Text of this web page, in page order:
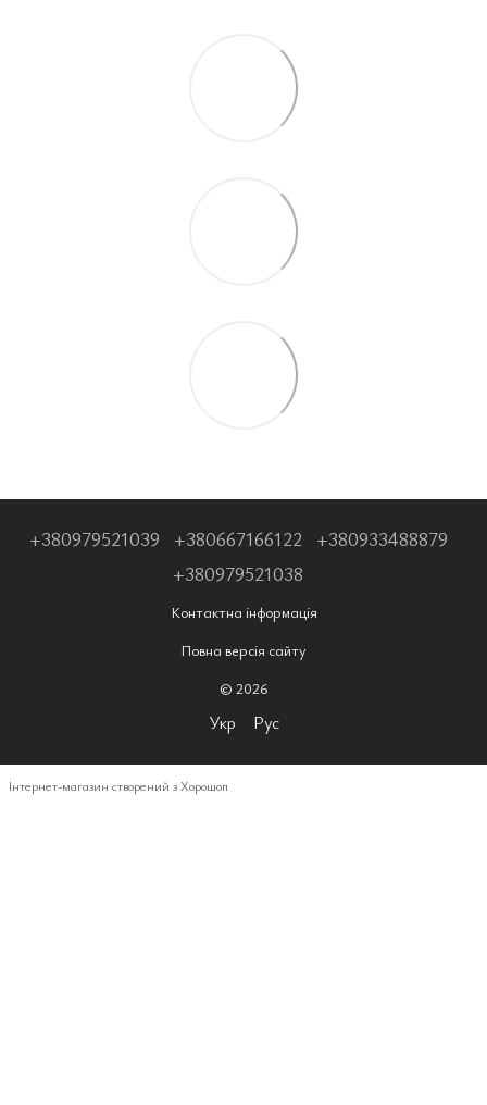
+380979521039 +380667166122
+380933488879
+380979521038
Контактна інформація
Повна версія сайту
© 2026
Укр Рус
Інтернет-магазин створений з Хорошоп